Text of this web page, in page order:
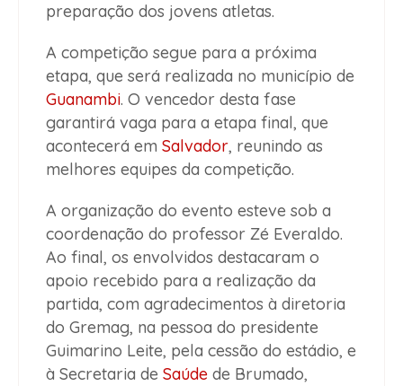
preparação dos jovens atletas.
A competição segue para a próxima
etapa, que será realizada no município de
Guanambi. O vencedor desta fase
garantirá vaga para a etapa final, que
acontecerá em Salvador, reunindo as
melhores equipes da competição.
A organização do evento esteve sob a
coordenação do professor Zé Everaldo.
Ao final, os envolvidos destacaram o
apoio recebido para a realização da
partida, com agradecimentos à diretoria
do Gremag, na pessoa do presidente
Guimarino Leite, pela cessão do estádio, e
à Secretaria de Saúde de Brumado,